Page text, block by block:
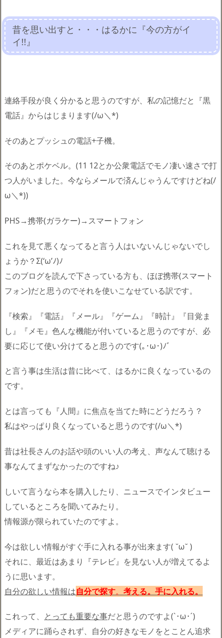
昔を思い出すと・・・はるかに『今の方がイ
イ!!』
連絡手段が良く分かると思うのですが、私の記憶だと『黒
電話』からはじまります(/ω＼*)
そのあとプッシュの電話+子機。
そのあとポケベル。(11 12とか公衆電話でモノ凄い速さで打
つ人がいました。今ならメールで済んじゃうんですけどね(/
ω＼*))
PHS→携帯(ガラケー)→スマートフォン
これを見て悪くなってると言う人はいないんじゃないでし
ょうか？Σ(‘ω’ﾉ)ﾉ
このブログを読んで下さっている方も、ほぼ携帯(スマート
フォン)だと思うのでそれを使いこなせている訳です。
『検索』『電話』『メール』『ゲーム』『時計』『目覚ま
し』『メモ』色んな機能が付いていると思うのですが、必
要に応じて使い分けてると思うのです(｡･ω･)ﾉﾞ
と言う事は生活は昔に比べて、はるかに良くなっているの
です。
とは言っても『人間』に焦点を当てた時にどうだろう？
私はやっぱり良くなっていると思うのです(/ω＼*)
昔は社長さんのお話や頭のいい人の考え、声なんて聴ける
事なんてまずなかったのですね♪
しいて言うなら本を購入したり、ニュースでインタビュー
しているところを聞いてみたり。
情報源が限られていたのですよ。
今は欲しい情報がすぐ手に入れる事が出来ます( ˘ω˘ )
それに、最近はあまり『テレビ』を見ない人が増えてるよ
うに思います。
自分の欲しい情報は自分で探す。 考える。手に入れる。
これって、 とっても重要な事だと思うのですよ(`･ω･´)ゞ
メディアに踊らされず、自分の好きなモノをとことん追求